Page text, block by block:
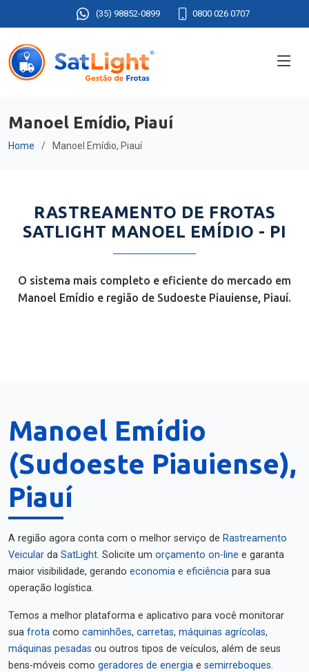
(35) 98852-0899 0800 026 0707
Manoel Emídio, Piauí
Home Manoel Emídio, Piauí
RASTREAMENTO DE FROTAS
SATLIGHT MANOEL EMÍDIO - PI
O sistema mais completo e eficiente do mercado em
Manoel Emídio e região de Sudoeste Piauiense, Piauí.
Manoel Emídio
(Sudoeste Piauiense),
Piauí
A região agora conta com o melhor serviço de Rastreamento
Veicular da SatLight. Solicite um orçamento on-line e garanta
maior visibilidade, gerando economia e eficiência para sua
operação logística.
Temos a melhor plataforma e aplicativo para você monitorar
sua frota como caminhões, carretas, máquinas agrícolas,
máquinas pesadas ou outros tipos de veículos, além de seus
bens-móveis como geradores de energia e semirreboques.